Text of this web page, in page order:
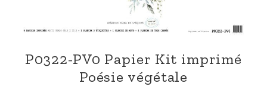
P0322-PV0 Papier Kit imprimé
Poésie végétale